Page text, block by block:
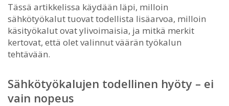
Tässä artikkelissa käydään läpi, milloin
sähkötyökalut tuovat todellista lisäarvoa, milloin
käsityökalut ovat ylivoimaisia, ja mitkä merkit
kertovat, että olet valinnut väärän työkalun
tehtävään.
Sähkötyökalujen todellinen hyöty – ei
vain nopeus